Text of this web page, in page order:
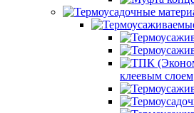
клеевым слоем